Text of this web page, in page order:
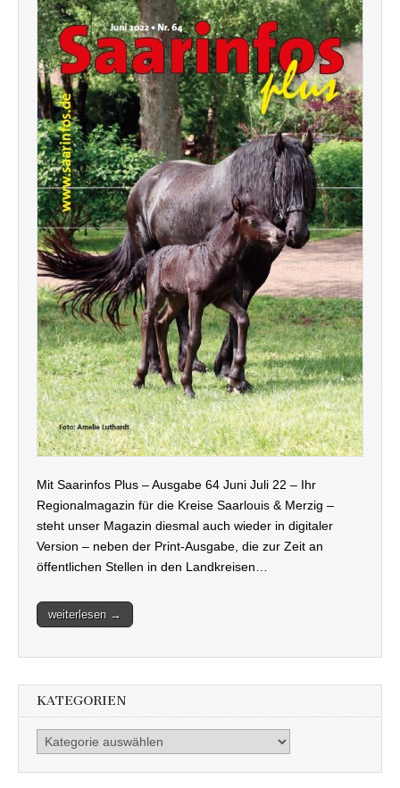
Mit Saarinfos Plus – Ausgabe 64 Juni Juli 22 – Ihr
Regionalmagazin für die Kreise Saarlouis & Merzig –
steht unser Magazin diesmal auch wieder in digitaler
Version – neben der Print-Ausgabe, die zur Zeit an
öffentlichen Stellen in den Landkreisen…
weiterlesen →
KATEGORIEN
Kategorien